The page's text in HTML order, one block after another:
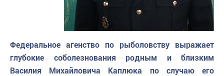
События в России и мире
Федеральное агенство по рыболовству выражает
глубокие соболезнования родным и близким
Василия Михайловича Каплюка по случаю его